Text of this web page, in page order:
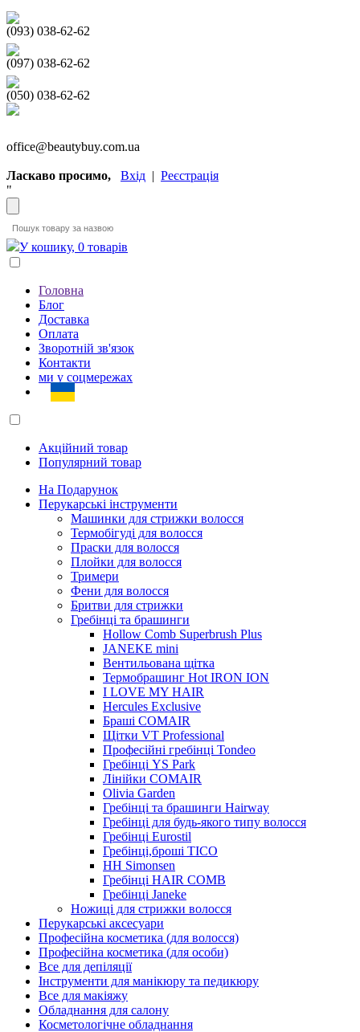
(093) 038-62-62
(097) 038-62-62
(050) 038-62-62
office@beautybuy.com.ua
Ласкаво просимо, Вхід | Реєстрація
"
У кошику, 0 товарів
Головна
Блог
Доставка
Оплата
Зворотній зв'язок
Контакти
ми у соцмережах
Акційний товар
Популярний товар
На Подарунок
Перукарські інструменти
Машинки для стрижки волосся
Термобігуді для волосся
Праски для волосся
Плойки для волосся
Тримери
Фени для волосся
Бритви для стрижки
Гребінці та брашинги
Hollow Comb Superbrush Plus
JANEKE mini
Вентильована щітка
Термобрашинг Hot IRON ION
I LOVE MY HAIR
Hercules Exclusive
Браші COMAIR
Щітки VT Professional
Професійні гребінці Tondeo
Гребінці YS Park
Лінійки COMAIR
Olivia Garden
Гребінці та брашинги Hairway
Гребінці для будь-якого типу волосся
Гребінці Eurostil
Гребінці,броші TICO
HH Simonsen
Гребінці HAIR COMB
Гребінці Janeke
Ножиці для стрижки волосся
Перукарські аксесуари
Професійна косметика (для волосся)
Професійна косметика (для особи)
Все для депіляції
Інструменти для манікюру та педикюру
Все для макіяжу
Обладнання для салону
Косметологічне обладнання